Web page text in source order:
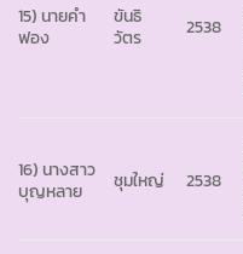
15) นายคำ
ฟอง
ขันธิ
วัตร
2538
16) นางสาว
บุญหลาย
ชุมใหญ่ 2538